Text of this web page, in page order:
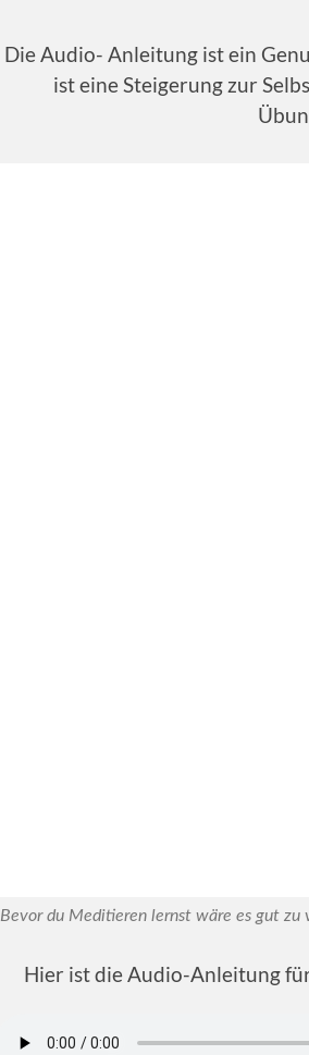
Die Audio- Anleitung ist ein
ist eine Steigerung zur
Bevor du Meditieren lernst wäre es gut zu
Hier ist die Audio-Anleitung